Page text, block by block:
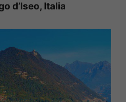
d’Iseo, Italia